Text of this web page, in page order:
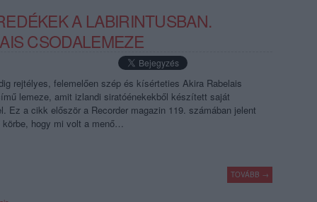
A LABIRINTUSBAN.
CSODALEMEZE
rejtélyes, felemelően szép és kísérteties Akira Rabelais
lemeze, amit izlandi siratóénekekből készített saját
Ez a cikk először a Recorder magazin 119. számában jelent
körbe, hogy mi volt a menő…
TOVÁBB →